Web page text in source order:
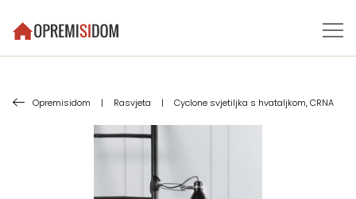
Opremisidom | Rasvjeta | Cyclone svjetiljka s hvataljkom, CRNA